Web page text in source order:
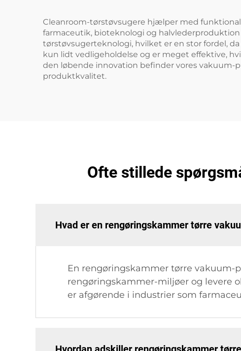
Cleanroom-tørstøvsugere hjælper med
farmaceutik, bioteknologi og
tørstøvsugerteknologi, hvilket er en stor fordel,
kun lidt vedligeholdelse og er meget effektive,
den løbende innovation befinder vores
produktkvalitet.
Ofte stillede
Hvad er en rengøringskammer tørre
En rengøringskammer tørre vakuum-
rengøringskammer-miljøer og levere
er afgørende i industrier som